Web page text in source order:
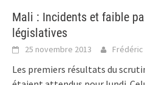
Mali : Incidents et faible
législatives
25 novembre 2013
Les premiers résultats du